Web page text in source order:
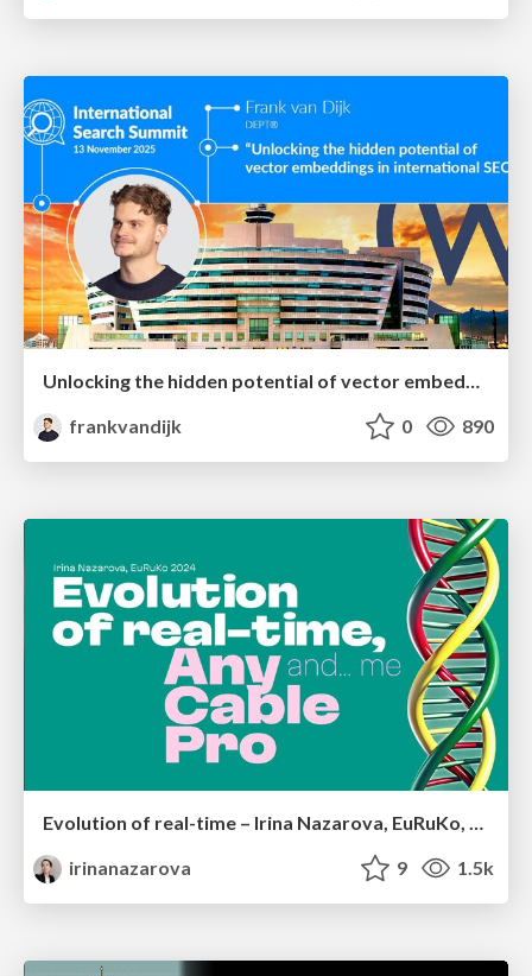
frankvandijk
0 890
Evolution of real-time – Irina Nazarova, EuRuKo, 2024
irinanazarova
9 1.5k